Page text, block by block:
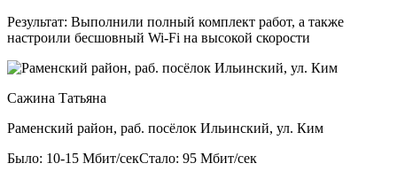
Результат: Выполнили полный комплект работ, а также
настроили бесшовный Wi-Fi на высокой скорости
Сажина Татьяна
Раменский район, раб. посёлок Ильинский, ул. Ким
Было: 10-15 Мбит/секСтало: 95 Мбит/сек